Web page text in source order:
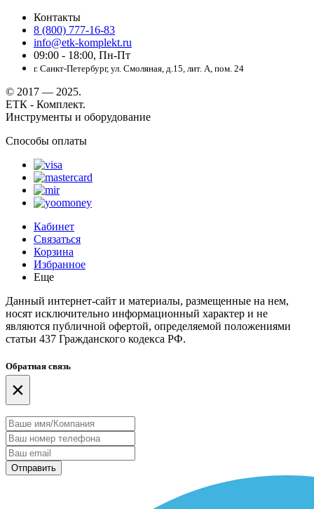
Контакты
8 (800) 777-16-83
info@etk-komplekt.ru
09:00 - 18:00, Пн-Пт
г. Санкт-Петербург, ул. Смоляная, д.15, лит. А, пом. 24
© 2017 — 2025.
ЕТК - Комплект.
Инструменты и оборудование
Способы оплаты
Кабинет
Связаться
Корзина
Избранное
Еще
Данный интернет-сайт и материалы, размещенные на нем,
носят исключительно информационный характер и не
являются публичной офертой, определяемой положениями
статьи 437 Гражданского кодекса РФ.
Обратная связь
×
Отправить